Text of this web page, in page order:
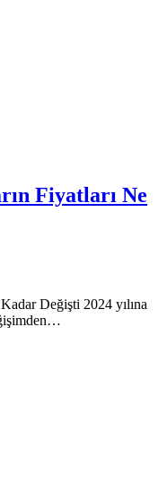
Fiyatları Ne
Değişti 2024 yılına